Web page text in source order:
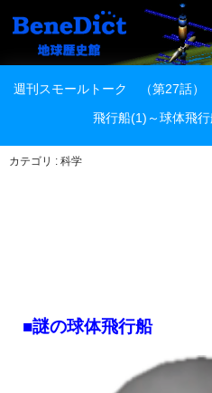
週刊スモールトーク （第27話）
飛行船(1)～球体飛
カテゴリ : 科学
■謎の球体飛行船